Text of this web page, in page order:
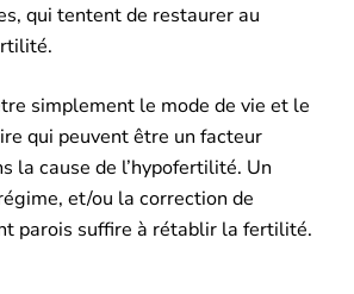
qui tentent de restaurer au
simplement le mode de vie et le
qui peuvent être un facteur
la cause de l’hypofertilité. Un
et/ou la correction de
parois suffire à rétablir la fertilité.